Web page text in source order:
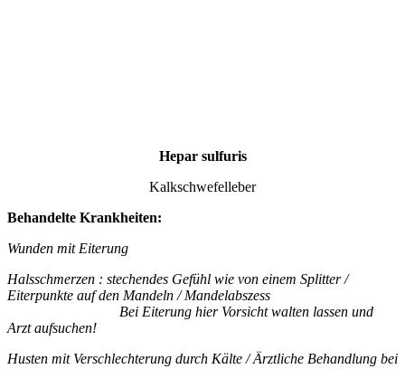
Hepar sulfuris
Kalkschwefelleber
Behandelte Krankheiten:
Wunden mit Eiterung
Halsschmerzen : stechendes Gefühl wie von einem Splitter /
Eiterpunkte auf den Mandeln / Mandelabszess
Bei Eiterung hier Vorsicht walten lassen und
Arzt aufsuchen!
Husten mit Verschlechterung durch Kälte / Ärztliche Behandlung bei